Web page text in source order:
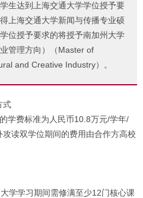
生达到上海交通大学学位授予要
上海交通大学新闻与传播专业硕
位授予要求的将授予南加州大学
管理方向）（Master of
and Creative Industry）。
式
学费标准为人民币10.8万元/学年/
读双学位期间的费用由合作方高校
学学习期间需修满至少12门核心课